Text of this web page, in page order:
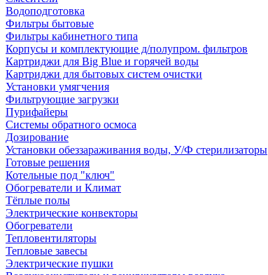
Водоподготовка
Фильтры бытовые
Фильтры кабинетного типа
Корпусы и комплектующие д/полупром. фильтров
Картриджи для Big Blue и горячей воды
Картриджи для бытовых систем очистки
Установки умягчения
Фильтрующие загрузки
Пурифайеры
Системы обратного осмоса
Дозирование
Установки обеззараживания воды, У/Ф стерилизаторы
Готовые решения
Котельные под "ключ"
Обогреватели и Климат
Тёплые полы
Электрические конвекторы
Обогреватели
Тепловентиляторы
Тепловые завесы
Электрические пушки